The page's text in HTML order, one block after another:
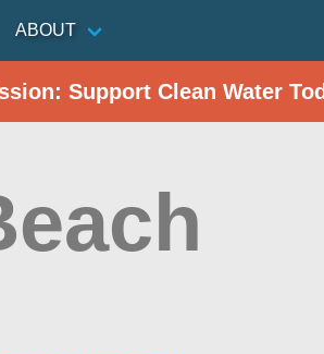
ABOUT
Support Clean Water